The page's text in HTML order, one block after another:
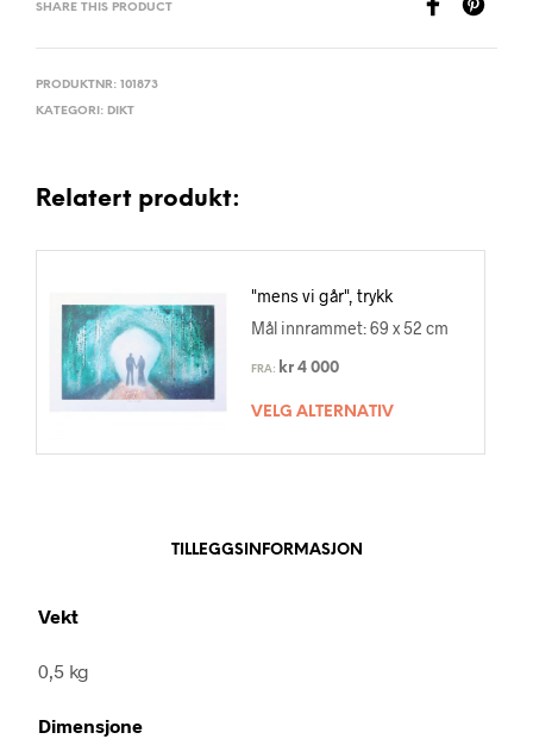
SHARE THIS PRODUCT
PRODUKTNR: 101873
KATEGORI: DIKT
Relatert produkt:
"mens vi går", trykk
Mål innrammet: 69 x 52 cm
FRA: kr 4 000
VELG ALTERNATIV
TILLEGGSINFORMASJON
Vekt
0,5 kg
Dimensjone